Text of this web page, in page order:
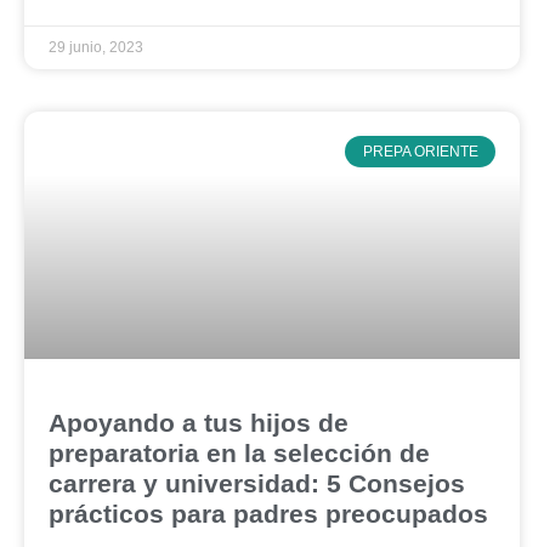
29 junio, 2023
PREPA ORIENTE
Apoyando a tus hijos de
preparatoria en la selección de
carrera y universidad: 5 Consejos
prácticos para padres preocupados